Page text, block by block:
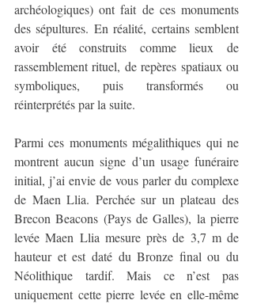
archéologiques) ont fait de ces monuments
des sépultures. En réalité, certains semblent
avoir été construits comme lieux de
rassemblement rituel, de repères spatiaux ou
symboliques, puis transformés ou
réinterprétés par la suite.
Parmi ces monuments mégalithiques qui ne
montrent aucun signe d’un usage funéraire
initial, j’ai envie de vous parler du complexe
de Maen Llia. Perchée sur un plateau des
Brecon Beacons (Pays de Galles), la pierre
levée Maen Llia mesure près de 3,7 m de
hauteur et est daté du Bronze final ou du
Néolithique tardif. Mais ce n’est pas
uniquement cette pierre levée en elle-même